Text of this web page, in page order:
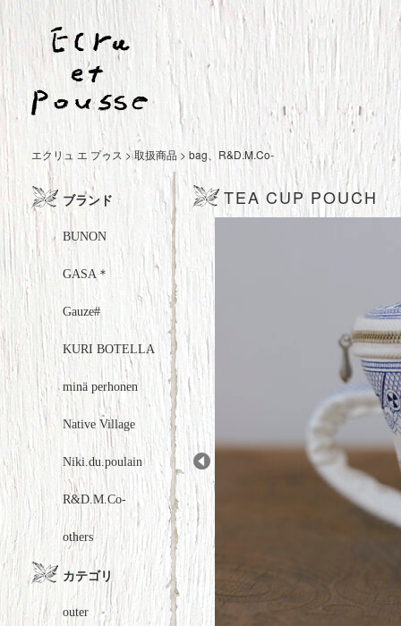
エクリュ エ プゥス >取扱商品 > bag R&D.M.Co-
ブランド
BUNON
GASA＊
Gauze#
KURI BOTELLA
minä perhonen
Native Village
Niki.du.poulain
R&D.M.Co-
others
カテゴリ
outer
TEA CUP POUCH
Prev